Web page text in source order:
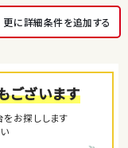
更に詳細条件を追加する
ございます
お探しします